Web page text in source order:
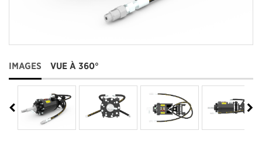
IMAGES VUE À 360°